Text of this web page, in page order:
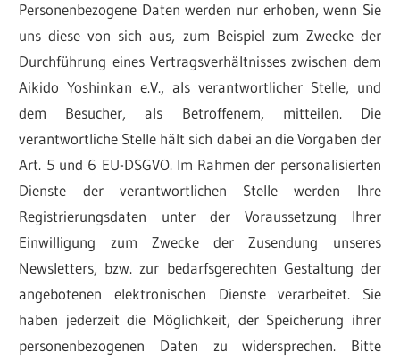
Personenbezogene Daten werden nur erhoben, wenn Sie
uns diese von sich aus, zum Beispiel zum Zwecke der
Durchführung eines Vertragsverhältnisses zwischen dem
Aikido Yoshinkan e.V., als verantwortlicher Stelle, und
dem Besucher, als Betroffenem, mitteilen. Die
verantwortliche Stelle hält sich dabei an die Vorgaben der
Art. 5 und 6 EU-DSGVO. Im Rahmen der personalisierten
Dienste der verantwortlichen Stelle werden Ihre
Registrierungsdaten unter der Voraussetzung Ihrer
Einwilligung zum Zwecke der Zusendung unseres
Newsletters, bzw. zur bedarfsgerechten Gestaltung der
angebotenen elektronischen Dienste verarbeitet. Sie
haben jederzeit die Möglichkeit, der Speicherung ihrer
personenbezogenen Daten zu widersprechen. Bitte